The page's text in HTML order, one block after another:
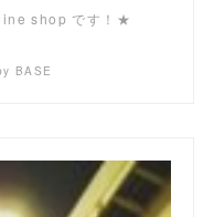
shop です！★
BASE